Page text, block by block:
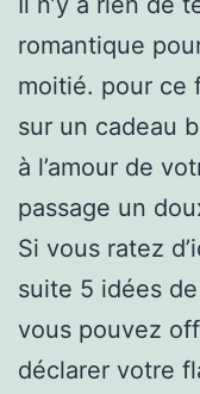
romantique
moitié. pour ce
sur un cadeau
à l’amour de
passage un
Si vous ratez
suite 5 idées
vous pouvez
déclarer votre